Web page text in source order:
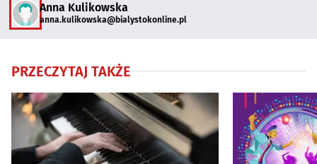
Anna Kulikowska
anna.kulikowska@bialystokonline.pl
PRZECZYTAJ TAKŻE